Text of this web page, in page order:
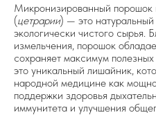
Микронизированный порошок
(цетрарии) — это натуральный
экологически чистого сырья.
измельчения, порошок
сохраняет максимум
это уникальный лишайник,
народной медицине как
поддержки здоровья
иммунитета и улучшения